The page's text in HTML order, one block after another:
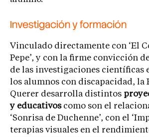
Investigación y formación
Vinculado directamente con ‘El
Pepe’, y con la firme convicción
de las investigaciones científicas
los alumnos con discapacidad, la
Querer desarrolla distintos
y educativoscomo son el
‘Sonrisa de Duchenne’, con el
terapias visuales en el